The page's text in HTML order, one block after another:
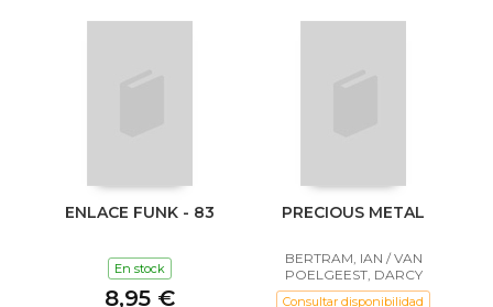
ENLACE FUNK - 83
En stock
8,95 €
PRECIOUS METAL
BERTRAM, IAN / VAN
POELGEEST, DARCY
Consultar disponibilidad